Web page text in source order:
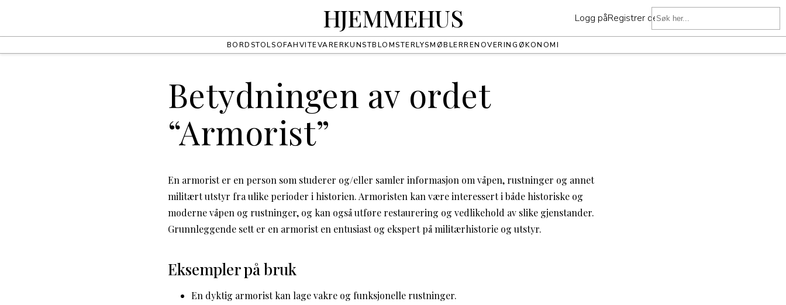
HJEMMEHUS Logg påRegistrer deg
BORDSTOLSOFAHVITEVARERKUNSTBLOMSTERLYSMØBLERRENOVERINGØKONOMI
Betydningen av ordet
“Armorist”
En armorist er en person som studerer og/eller samler informasjon om våpen, rustninger og annet
militært utstyr fra ulike perioder i historien. Armoristen kan være interessert i både historiske og
moderne våpen og rustninger, og kan også utføre restaurering og vedlikehold av slike gjenstander.
Grunnleggende sett er en armorist en entusiast og ekspert på militærhistorie og utstyr.
Eksempler på bruk
En dyktig armorist kan lage vakre og funksjonelle rustninger.